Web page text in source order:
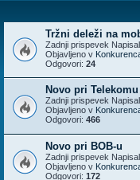
Tržni deleži na
Zadnji prispevek
Objavljeno v
Odgovori: 24
Novo pri
Zadnji prispevek
Objavljeno v
Odgovori: 466
Novo pri BOB-u
Zadnji prispevek
Objavljeno v
Odgovori: 172